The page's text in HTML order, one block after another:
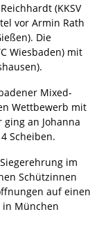
(KKSV
vor Armin Rath
Die
Wiesbaden) mit
Mixed-
Wettbewerb mit
an Johanna
Scheiben.
im
Schützinnen
auf einen
in München